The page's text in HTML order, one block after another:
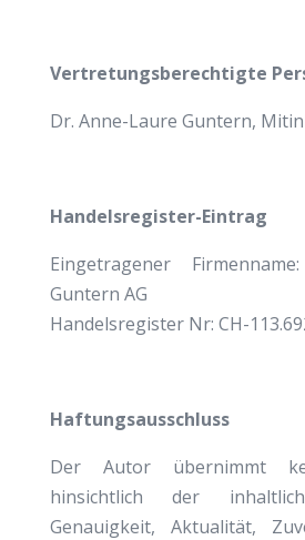
Vertretungsberechtigte
Dr. Anne-Laure Guntern,
Handelsregister-Eintrag
Eingetragener
Guntern AG
Handelsregister Nr: CH-
Haftungsausschluss
Der Autor übernimmt
hinsichtlich der
Genauigkeit, Aktualität,